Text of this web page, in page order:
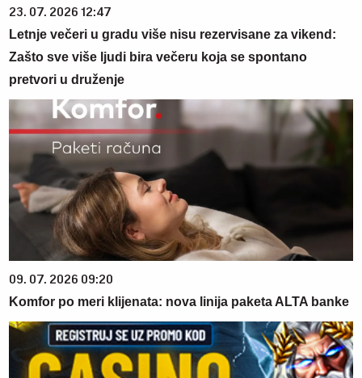
23. 07. 2026 12:47
Letnje večeri u gradu više nisu rezervisane za vikend:
Zašto sve više ljudi bira večeru koja se spontano
pretvori u druženje
09. 07. 2026 09:20
Komfor po meri klijenata: nova linija paketa ALTA banke